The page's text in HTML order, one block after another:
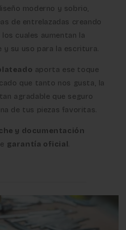
moderno y sobrio,
de entrelazadas creando
cuales aumentan la
y su uso para la escritura.
aporta ese toque
que tanto nos gusta, la
agradable que seguro
de tus piezas favoritas.
y documentación
garantía oficial.